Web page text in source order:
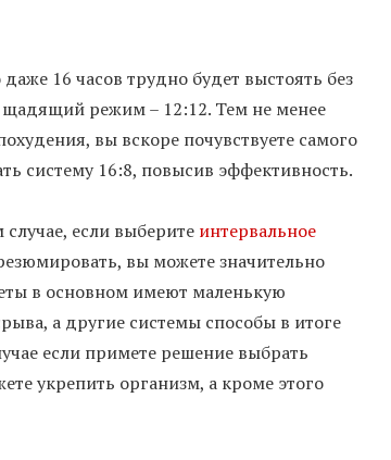
16 часов трудно будет выстоять без
щадящий режим – 12:12. Тем не менее
вы вскоре почувствуете самого
систему 16:8, повысив эффективность.
если выберите интервальное
вы можете значительно
в основном имеют маленькую
а другие системы способы в итоге
если примете решение выбрать
укрепить организм, а кроме этого